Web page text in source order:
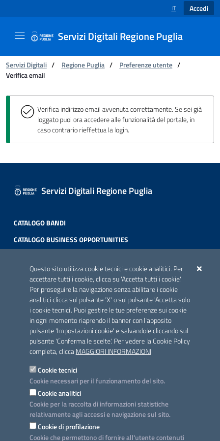
Questo sito utilizza cookie tecnici e cookie analitici. Per
accettare tutti i cookie, clicca su 'Accetta tutti i cookie'.
Per proseguire la navigazione senza abilitare i cookie
analitici clicca sul pulsante 'X' o sul pulsante 'Accetta solo
i cookie tecnici'. Puoi gestire le tue preferenze sui cookie
in ogni momento riaprendo il banner con l'apposito
pulsante 'Impostazioni cookie' e salvandole cliccando sul
pulsante 'Conferma le scelte'. Per vedere la Cookie Policy
completa, cliccaMAGGIORI INFORMAZIONI
Cookie tecnici
Cookie necessari per il funzionamento del sito.
Cookie analitici
Cookie per la raccolta di informazioni statistiche
relativamente agli accessi e navigazione sul sito.
Cookie di profilazione
Cookie che permettono di fornire all'utente contenuti
SELEZIONE
IT Accedi
Servizi Digitali Regione Puglia
Ti trovi in:
Servizi Digitali / Regione Puglia / Preferenze utente /
Verifica email
Verifica email - Servizi Digitali Regione Puglia
Verifica indirizzo email avvenuta correttamente. Se sei già
loggato puoi ora accedere alle funzionalità del portale, in
caso contrario rieffettua la login.
Servizi Digitali Regione Puglia
CATALOGO BANDI
CATALOGO BUSINESS OPPORTUNITIES
Scheda informativa accreditamento
CONTATTI E INDIRIZZI
Lungomare N. Sauro, 33 - 70121 Bari
Via G. Gentile, 52 - 70126 Bari
Elenco PEC
Rubrica
PROGETTO
Iniziativa finanziata con risorse del POC Puglia 2014-2020. Asse II.
Azione 2.3.